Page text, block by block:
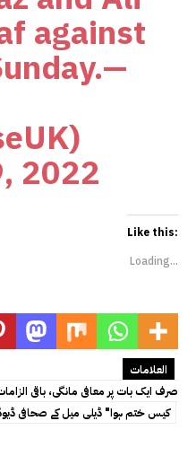
against
2022
Like this:
Loading...
العلامات
کیس ختم ہوا" ڈیلی میل کے صحافی